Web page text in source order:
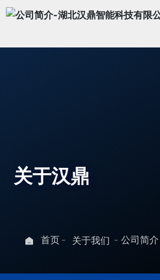
关于汉鼎
首页 关于我们 公司简介